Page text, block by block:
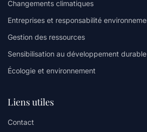
Changements climatiques
Entreprises et responsabilité
Gestion des ressources
Sensibilisation au développement durable
Écologie et environnement
Liens utiles
Contact